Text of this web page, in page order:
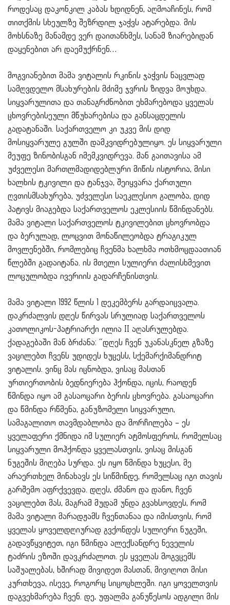
როდესაც დაკონკილ კაბას ხდიდნენ, აღმოაჩინეს, რომ
თითქმის სხეულზე შეზრდილ ჯაჭვს ატარებდა. მის
მოხსნაზე მანამდე ვერ დაითანხმეს, სანამ ზიარებიდან
დაყენებით არ დაემუქრნენ…
მოგვიანებით მამა ვიტალის რკინის ჯაჭვის ნაცვლად
სამღვდელო მსახურების მძიმე ჯვრის ზიდვა მოუხდა.
სიყვარულითა და თანაგრძნობით ეხმარებოდა ყველას
ცხოვრებისეული მწუხარებისა და განსაცდელის
გადატანაში. საქართველო კი უკვე მის დიდ
მოსიყვარულე გულში დამკვიდრებულიყო. ეს სიყვარული
მეუფე ზინობისგან იმემკვიდრევა. მან გაითავისა ამ
უძველესი მართლმადიდებლური მიწის ისტორია, მისი
ხალხის ტკივილი და ტანჯვა, შეიყვარა ქართული
ღვთისმსახურება, უძველესი საეკლესიო გალობა, დიდ
პატივს მიაგებდა საქართველოს ეკლესიის წმინდანებს.
მამა ვიტალი საქართველოს ტკივილებით ცხოვრობდა
და ბერულად, ლოცვით მონაწილეობდა ტრაგიკულ
მოვლენებში, რომლებიც ჩვენმა ხალხმა ოთხმოცდაათიან
წლებში გადაიტანა. ის მთელი სულიერი ძალისხმევით
ლოცულობდა ივერიის გადარჩენისთვის.
მამა ვიტალი 1992 წლის 1 დეკემბერს გარდაიცვალა.
დაკრძალვის დღეს წირვას სრულიად საქართველოს
კათოლიკოს-პატრიარქი ილია II აღასრულებდა.
ქადაგებაში მან ბრძანა: “დღეს ჩვენ უკანასკნელ გზაზე
ვაცილებთ ჩვენს უდიდეს ხუცესს, სქემარქიმანდრიტ
ვიტალის. ვინც მას იცნობდა, ვისაც მასთან
ურთიერთობის ბედნიერება ჰქონდა, იცის, რაოდენ
წმინდა იყო ამ გასაოცარი ბერის ცხოვრება. გასაოცარი
და წმინდა რწმენა, განუზომელი სიყვარული,
სამაგალითო თავმდაბლობა და მორჩილება – ეს
ყველაფერი ქმნიდა იმ სულიერ ატმოსფეროს, რომელსაც
სიყვარული მოჰქონდა ყველასთვის, ვისაც მისგან
ნუგეშის მიღება სურდა. ეს იყო წმინდა ხუცესი, მე
არაერთხელ მინახავს ეს სიწმინდე, რომელსაც იგი თავის
გარშემო აფრქვევდა. დღეს, ძმანო და დანო, ჩვენ
ვაცილებთ მას, მაგრამ მუდამ უნდა გვახსოვდეს, რომ
მამა ვიტალი მარადჟამს ჩვენთანაა და იმისთვის, რომ
ყველას ყოველდღიურად გვქონდეს სულიერი ნუგეში,
გადავწყვიტეთ, იგი წმინდა ალექსანდრე ნეველის
ტაძრის ეზოში დავკრძალოთ. ეს ყველას მოგვცემს
საშუალებას, ხშირად მივიდეთ მასთან, მივიღოთ მისი
კურთხევა, ისევე, როგორც სიცოცხლეში. იგი ყოველთვის
დაგვეხმარება ჩვენ. დე, უფალმა განუწესოს ადგილი მის